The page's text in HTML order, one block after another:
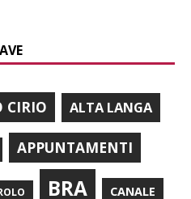
CIRIO ALTA LANGA
APPUNTAMENTI
BRA CANALE